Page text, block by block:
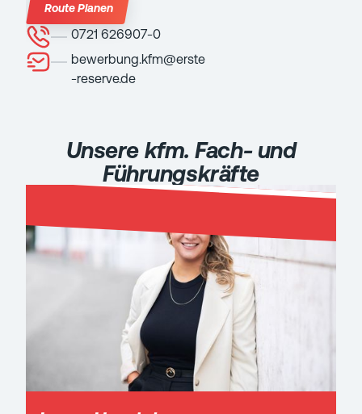
Route Planen
0721 626907-0
bewerbung.kfm@erste
-reserve.de
Unsere kfm. Fach- und
Führungskräfte